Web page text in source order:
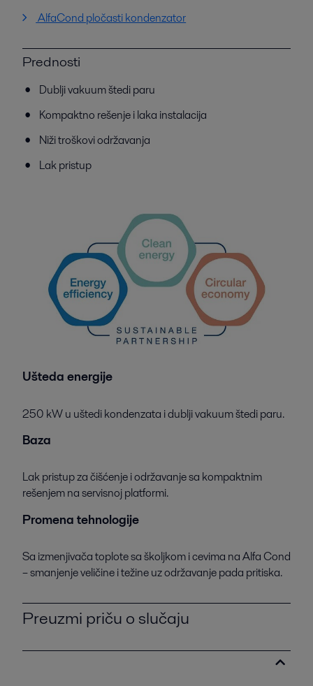
AlfaCond pločasti kondenzator
Prednosti
Dublji vakuum štedi paru
Kompaktno rešenje i laka instalacija
Niži troškovi održavanja
Lak pristup
Ušteda energije
250 kW u uštedi kondenzata i dublji vakuum štedi paru.
Baza
Lak pristup za čišćenje i održavanje sa kompaktnim
rešenjem na servisnoj platformi.
Promena tehnologije
Sa izmenjivača toplote sa školjkom i cevima na Alfa Cond
– smanjenje veličine i težine uz održavanje pada pritiska.
Preuzmi priču o slučaju